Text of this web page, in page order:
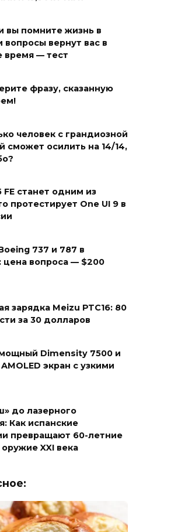
вы помните жизнь в
вопросы вернут вас в
время — тест
фразу, сказанную
человек с грандиозной
сможет осилить на 14/14,
FE станет одним из
протестирует One UI 9 в
737 и 787 в
цена вопроса — $200
зарядка Meizu PTC16: 80
за 30 долларов
мощный Dimensity 7500 и
экран с узкими
до лазерного
Как испанские
превращают 60-летние
XXI века